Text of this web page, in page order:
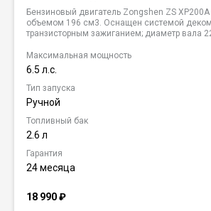
Бензиновый двигатель Zongshen ZS
объемом 196 см3. Оснащен системой
транзисторным зажиганием; диаметр вала
Максимальная мощность
6.5 л.с.
Тип запуска
Ручной
Топливный бак
2.6 л
Гарантия
24 месяца
18 990₽